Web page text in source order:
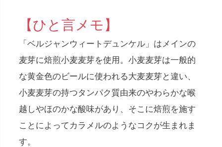
【ひと言メモ】
「ベルジャンウィートデュンケル」はメインの
麦芽に焙煎小麦麦芽を使用。小麦麦芽は一般的
な黄金色のビールに使われる大麦麦芽と違い、
小麦麦芽の持つタンパク質由来のやわらかな喉
越しやほのかな酸味があり、そこに焙煎を施す
ことによってカラメルのようなコクが生まれま
す。